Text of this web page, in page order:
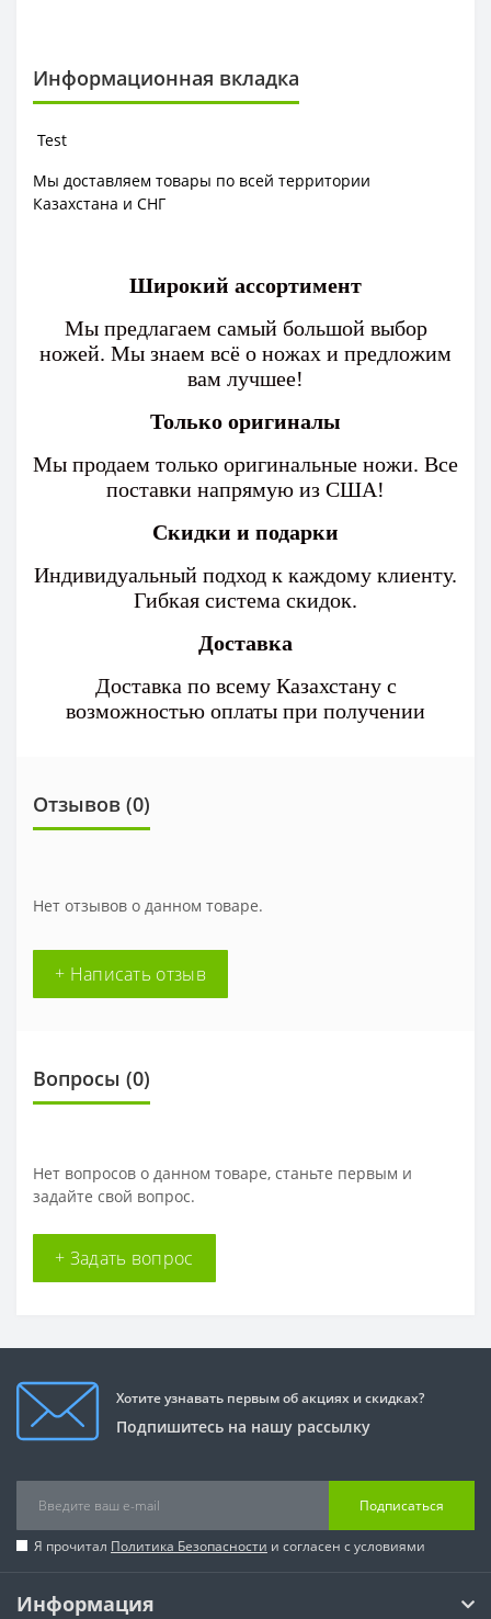
Информационная вкладка
Test
Мы доставляем товары по всей территории
Казахстана и СНГ
Широкий ассортимент
Мы предлагаем самый большой выбор
ножей. Мы знаем всё о ножах и предложим
вам лучшее!
Только оригиналы
Мы продаем только оригинальные ножи. Все
поставки напрямую из США!
Скидки и подарки
Индивидуальный подход к каждому клиенту.
Гибкая система скидок.
Доставка
Доставка по всему Казахстану с
возможностью оплаты при получении
Отзывов (0)
Нет отзывов о данном товаре.
+ Написать отзыв
Вопросы (0)
Нет вопросов о данном товаре, станьте первым и
задайте свой вопрос.
+ Задать вопрос
Хотите узнавать первым об акциях и скидках?
Подпишитесь на нашу рассылку
Подписаться
Я прочитал Политика Безопасности и согласен с условиями
Информация